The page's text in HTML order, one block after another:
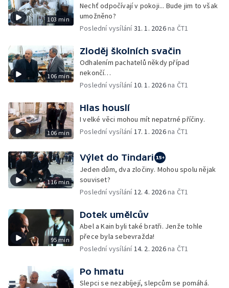
103 min
Nechť odpočívají v pokoji... Bude jim to však
umožněno?
Poslední vysílání31. 1. 2026na ČT1
106 min
Zloděj školních svačin
Odhalením pachatelů někdy případ
nekončí…
Poslední vysílání10. 1. 2026na ČT1
106 min
Hlas houslí
I velké věci mohou mít nepatrné příčiny.
Poslední vysílání17. 1. 2026na ČT1
116 min
Výlet do Tindari
Jeden dům, dva zločiny. Mohou spolu nějak
souviset?
Poslední vysílání12. 4. 2026na ČT1
95 min
Dotek umělcův
Abel a Kain byli také bratři. Jenže tohle
přece byla sebevražda!
Poslední vysílání14. 2. 2026na ČT1
Po hmatu
Slepci se nezabíjejí, slepcům se pomáhá.